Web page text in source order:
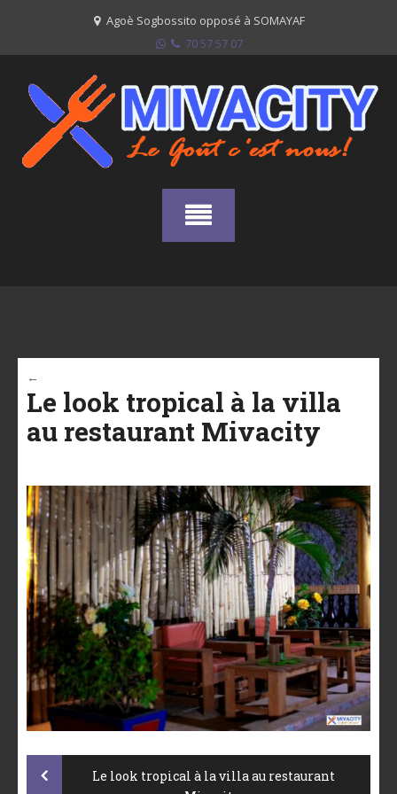
Agoè Sogbossito opposé à SOMAYAF
70 57 57 07
←
Le look tropical à la villa
au restaurant Mivacity
Le look tropical à la villa au restaurant